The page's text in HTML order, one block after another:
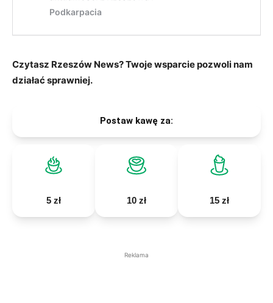
Czytasz Rzeszów News? Twoje wsparcie pozwoli nam
działać sprawniej.
Postaw kawę za:
5 zł 10 zł 15 zł
Reklama